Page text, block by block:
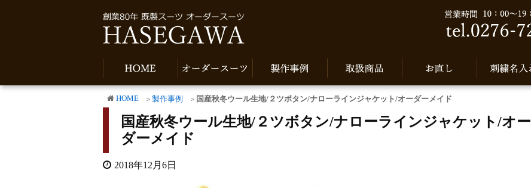
HOME 製作事例 国産秋冬ウール生地/２ツボタン/ナローラインジャケット/オーダーメイド
国産秋冬ウール生地/２ツボタン/ナローラインジャケット/オー
ダーメイド
2018年12月6日